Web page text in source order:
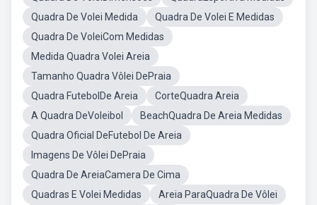
Quadra De Volei Medida
Quadra De Volei E Medidas
Quadra De VoleiCom Medidas
Medida Quadra Volei Areia
Tamanho Quadra Vôlei DePraia
Quadra FutebolDe Areia
CorteQuadra Areia
A Quadra DeVoleibol
BeachQuadra De Areia Medidas
Quadra Oficial DeFutebol De Areia
Imagens De Vôlei DePraia
Quadra De AreiaCamera De Cima
Quadras E Volei Medidas
Areia ParaQuadra De Vôlei